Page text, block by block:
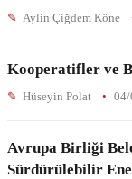
Aylin Çiğdem Köne
Kooperatifler ve
Hüseyin Polat 04/
Avrupa Birliği
Sürdürülebilir